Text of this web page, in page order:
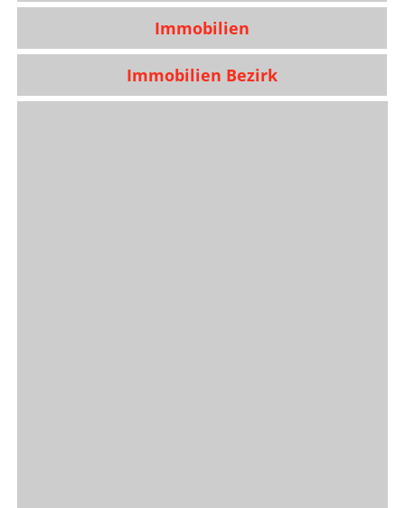
Immobilien
Immobilien Bezirk